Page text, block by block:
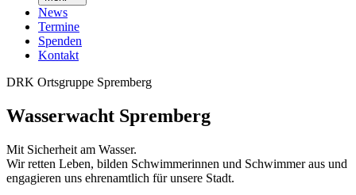
› 48-h-Schwimmen
› Öffentlichkeitsarbeit
› Youtube
› Rätsel / Basteln / Malvorlagen
News
Termine
Spenden
Kontakt
DRK Ortsgruppe Spremberg
Wasserwacht Spremberg
Mit Sicherheit am Wasser.
Wir retten Leben, bilden Schwimmerinnen und Schwimmer aus und
engagieren uns ehrenamtlich für unsere Stadt.